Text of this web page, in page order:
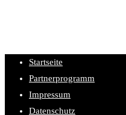
Startseite
Partnerprogramm
Impressum
Datenschutz